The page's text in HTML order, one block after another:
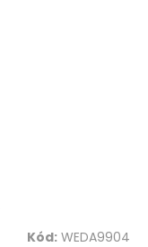
Kód: WEDA9904